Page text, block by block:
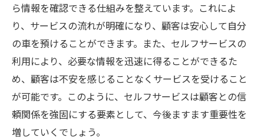
ら情報を確認できる仕組みを整えています。これによ
り、サービスの流れが明確になり、顧客は安心して自分
の車を預けることができます。また、セルフサービスの
利用により、必要な情報を迅速に得ることができるた
め、顧客は不安を感じることなくサービスを受けること
が可能です。このように、セルフサービスは顧客との信
頼関係を強固にする要素として、今後ますます重要性を
増していくでしょう。